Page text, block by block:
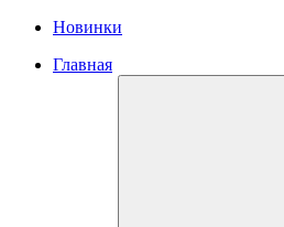
Новинки
Главная